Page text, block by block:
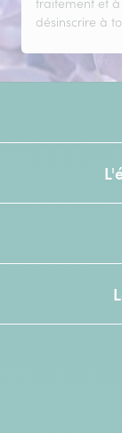
traitement et
désinscrire à